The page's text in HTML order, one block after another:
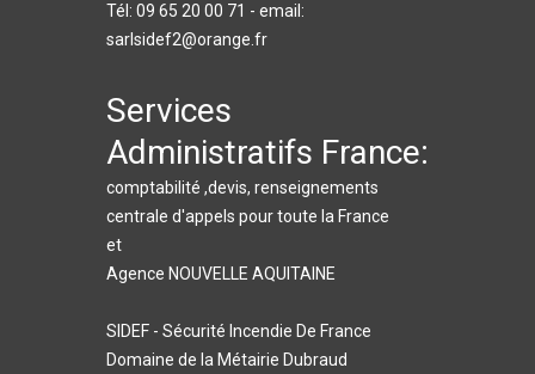
Tél: 09 65 20 00 71 - email:
sarlsidef2@orange.fr
Services
Administratifs France:
comptabilité ,devis, renseignements
centrale d'appels pour toute la France
et
Agence NOUVELLE AQUITAINE
SIDEF - Sécurité Incendie De France
Domaine de la Métairie Dubraud